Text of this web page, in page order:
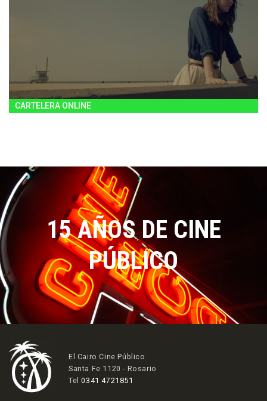
CARTELERA ONLINE
15 AÑOS DE CINE
PÚBLICO
El Cairo Cine Público
Santa Fe 1120 - Rosario
Tel0341 4721851